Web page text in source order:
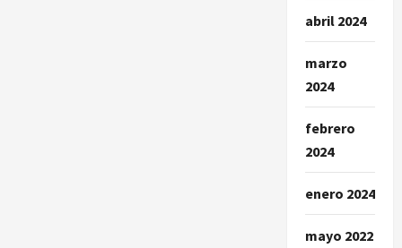
abril 2024
marzo
2024
febrero
2024
enero 2024
mayo 2022